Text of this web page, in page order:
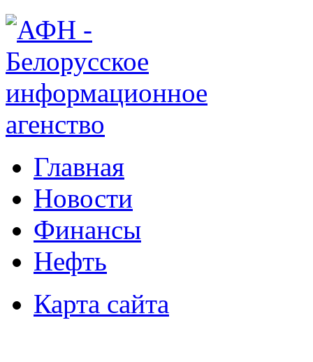
Главная
Новости
Финансы
Нефть
Карта сайта